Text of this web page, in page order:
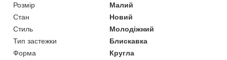
Розмір
Малий
Стан
Новий
Стиль
Молодіжний
Тип застежки
Блискавка
Форма
Кругла